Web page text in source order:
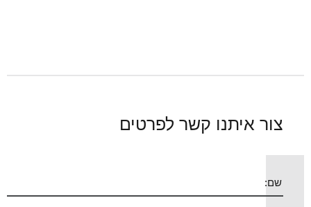
צור איתנו קשר לפרטים